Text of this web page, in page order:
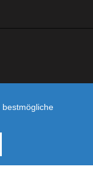
auch auf lieber-
bestmögliche